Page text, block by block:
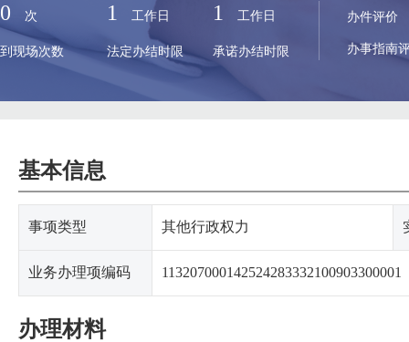
0 次
到现场次数
1 工作日
法定办结时限
1 工作日
承诺办结时限
办件评价
办事指南
基本信息
事项类型 其他行政权力
业务办理项编码 113207000142524283332100903300001
办理材料